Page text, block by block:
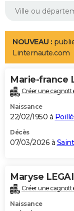
Aménagement intérieur
LIFESTYLE
Art de vivre
Bien-être
Loisirs
Mode
Modes de vie
Alimentation
Guide de la santé
Maladies
Médicaments
Sommeil
VOYAGE
Destinations
City break
Voyage nature
Voyage de noces
Forum
Climat
+PHOTO
GUIDES D'ACHAT
BONS PLANS
Carte de Noël
Carte Bonne année
Carte Saint-Valentin
Carte Pâques
Carte d'anniversaire
DICTIONNAIRE
Dictionnaire
Biographies
Citations
Expressions
Proverbes
PROGRAMME TV
NOUVEAU :
Linternaute.com
Marie-france
Créer une
Naissance
22/02/1950 à
Décès
07/03/2026 à
Maryse
Créer une
Naissance